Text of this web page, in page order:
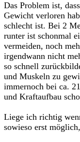
Das Problem ist,
Gewicht verloren
schlecht ist. Bei 2
runter ist schonmal
vermeiden, noch
irgendwann nicht
so schnell
und Muskeln zu
immernoch bei ca.
und Kraftaufbau
Liege ich richtig
sowieso erst